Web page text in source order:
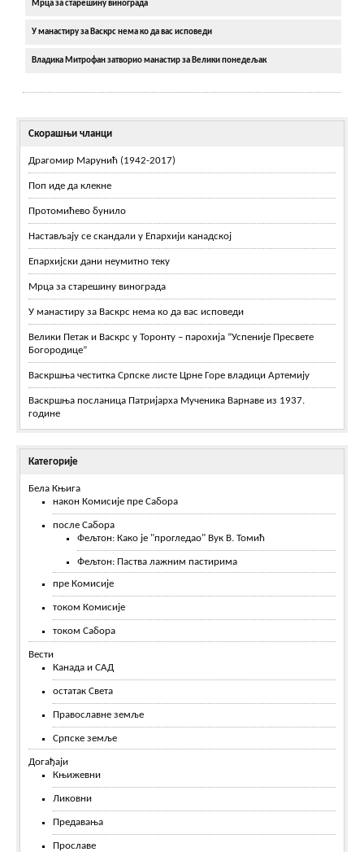
Мрца за старешину винограда
У манастиру за Васкрс нема ко да вас исповеди
Владика Митрофан затворио манастир за Велики понедељак
Скорашњи чланци
Драгомир Марунић (1942-2017)
Поп иде да клекне
Протомићево бунило
Настављају се скандали у Епархији канадској
Епархијски дани неумитно теку
Мрца за старешину винограда
У манастиру за Васкрс нема ко да вас исповеди
Велики Петак и Васкрс у Торонту – парохија “Успеније Пресвете
Богородице”
Васкршња честитка Српске листе Црне Горе владици Артемију
Васкршња посланица Патријарха Мученика Варнаве из 1937.
године
Категорије
Бела Књига
након Комисије пре Сабора
после Сабора
Фељтон: Како је "прогледао" Вук В. Томић
Фељтон: Паства лажним пастирима
пре Комисије
током Комисије
током Сабора
Вести
Канада и САД
остатак Света
Православне земље
Српске земље
Догађаји
Књижевни
Ликовни
Предавања
Прославе